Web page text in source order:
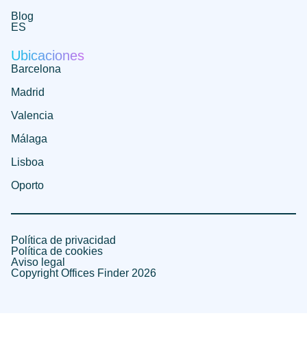
Blog
ES
Ubicaciones
Barcelona
Madrid
Valencia
Málaga
Lisboa
Oporto
Política de privacidad
Política de cookies
Aviso legal
Copyright Offices Finder 2026